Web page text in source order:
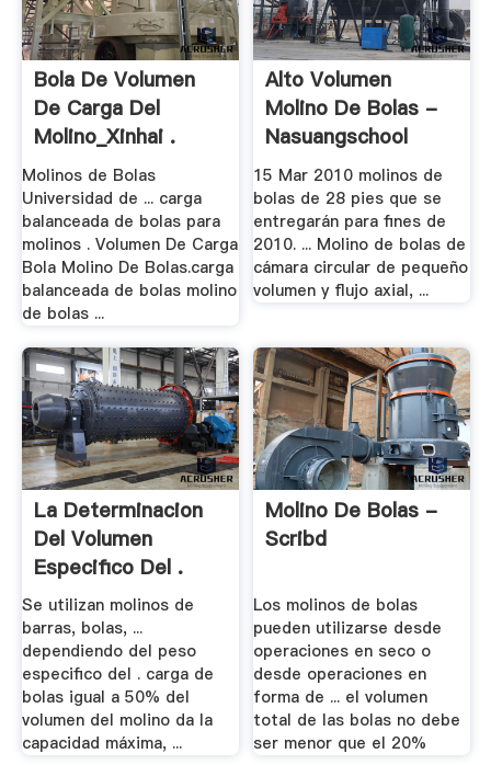
Bola De Volumen
De Carga Del
Molino_Xinhai .
Molinos de Bolas
Universidad de ... carga
balanceada de bolas para
molinos . Volumen De Carga
Bola Molino De Bolas.carga
balanceada de bolas molino
de bolas ...
Alto Volumen
Molino De Bolas -
Nasuangschool
15 Mar 2010 molinos de
bolas de 28 pies que se
entregarán para fines de
2010. ... Molino de bolas de
cámara circular de pequeño
volumen y flujo axial, ...
La Determinacion
Del Volumen
Especifico Del .
Se utilizan molinos de
barras, bolas, ...
dependiendo del peso
especifico del . carga de
bolas igual a 50% del
volumen del molino da la
capacidad máxima, ...
Molino De Bolas -
Scribd
Los molinos de bolas
pueden utilizarse desde
operaciones en seco o
desde operaciones en
forma de ... el volumen
total de las bolas no debe
ser menor que el 20%